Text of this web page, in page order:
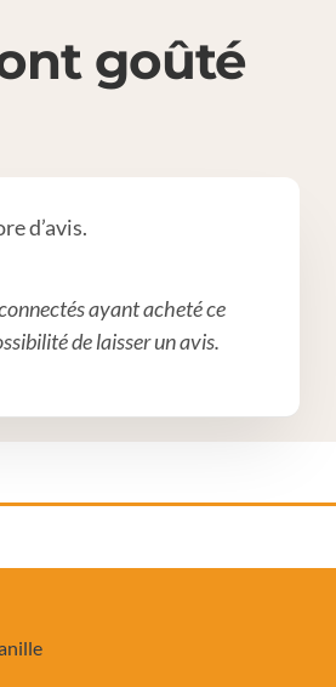
goûté
d’avis.
ayant acheté ce
de laisser un avis.